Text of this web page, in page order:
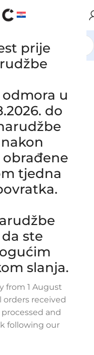
prije
u
do
obrađene
tjedna
ste
slanja.
from 1 August
orders received
and
following our
vode
/ 3.2 V6
radni dan)
EX VAT